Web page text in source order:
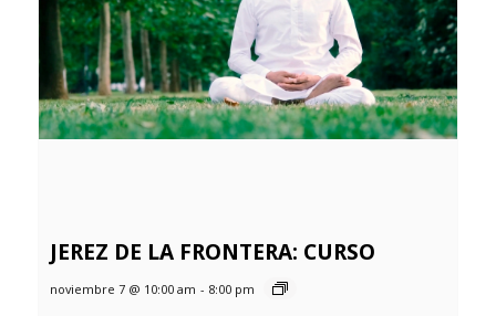
JEREZ DE LA FRONTERA: CURSO
noviembre 7 @ 10:00 am - 8:00 pm